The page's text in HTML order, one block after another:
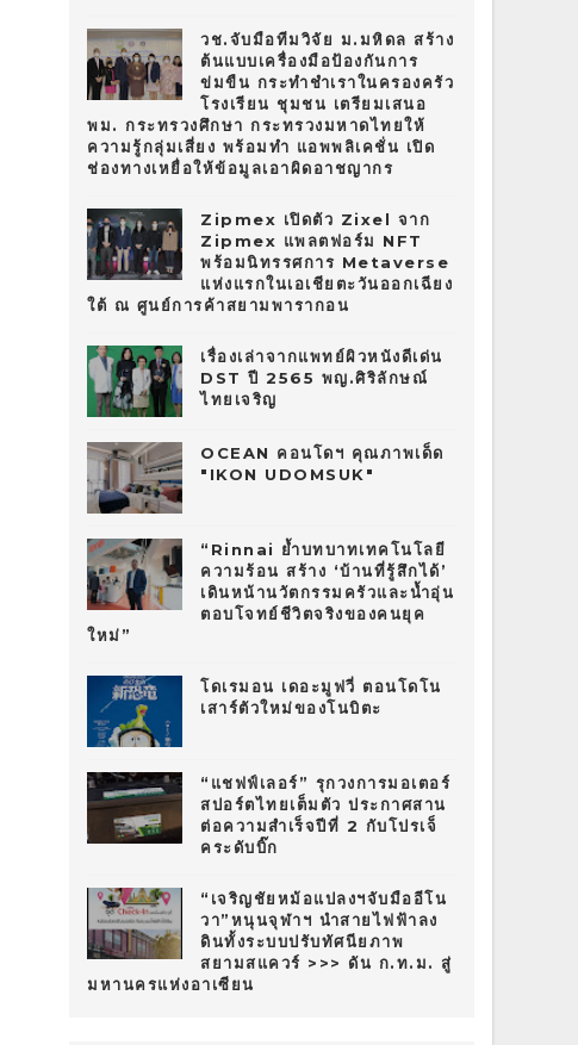
วช.จับมือทีมวิจัย ม.มหิดล สร้าง
ต้นแบบเครื่องมือป้องกันการ
ข่มขืน กระทำชำเราในครองครัว
โรงเรียน ชุมชน เตรียมเสนอ
พม. กระทรวงศึกษา กระทรวงมหาดไทยให้
ความรู้กลุ่มเสี่ยง พร้อมทำ แอพพลิเคชั่น เปิด
ช่องทางเหยื่อให้ข้อมูลเอาผิดอาชญากร
Zipmex เปิดตัว Zixel จาก
Zipmex แพลตฟอร์ม NFT
พร้อมนิทรรศการ Metaverse
แห่งแรกในเอเชียตะวันออกเฉียง
ใต้ ณ ศูนย์การค้าสยามพารากอน
เรื่องเล่าจากแพทย์ผิวหนังดีเด่น
DST ปี 2565 พญ.ศิริลักษณ์
ไทยเจริญ
OCEAN คอนโดฯ คุณภาพเด็ด
"IKON UDOMSUK"
“Rinnai ย้ำบทบาทเทคโนโลยี
ความร้อน สร้าง ‘บ้านที่รู้สึกได้’
เดินหน้านวัตกรรมครัวและน้ำอุ่น
ตอบโจทย์ชีวิตจริงของคนยุค
ใหม่”
โดเรมอน เดอะมูฟวี่ ตอนโดโน
เสาร์ตัวใหม่ของโนบิตะ
“แชฟฟ์เลอร์” รุกวงการมอเตอร์
สปอร์ตไทยเต็มตัว ประกาศสาน
ต่อความสำเร็จปีที่ 2 กับโปรเจ็
คระดับบิ๊ก
“เจริญชัยหม้อแปลงฯจับมืออีโน
วา”หนุนจุฬาฯ นำสายไฟฟ้าลง
ดินทั้งระบบปรับทัศนียภาพ
สยามสแควร์ >>> ดัน ก.ท.ม. สู่
มหานครแห่งอาเซียน